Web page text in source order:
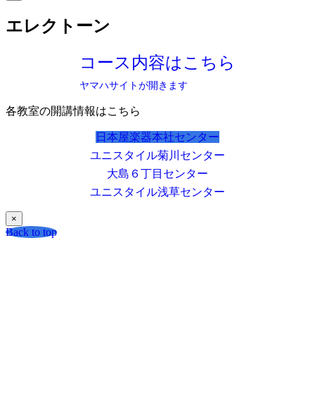
エレクトーン
コース内容はこちら
ヤマハサイトが開きます
各教室の開講情報はこちら
日本屋楽器本社センター
ユニスタイル菊川センター
大島６丁目センター
ユニスタイル浅草センター
×
Back to top